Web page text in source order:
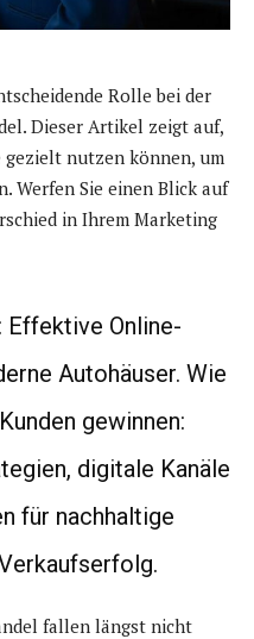
Rolle bei der
Dieser Artikel zeigt auf,
nutzen können, um
Werfen Sie einen Blick auf
in Ihrem Marketing
Effektive Online-
Autohäuser. Wie
gewinnen:
digitale Kanäle
für nachhaltige
fallen längst nicht